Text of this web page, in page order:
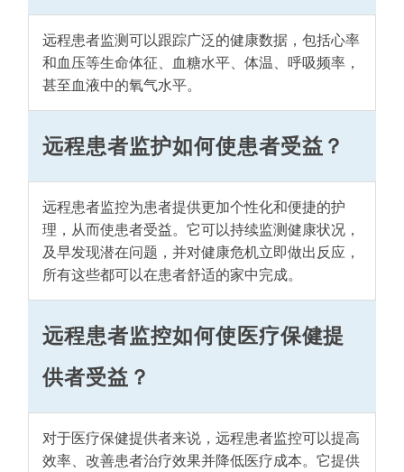
远程患者监测可以跟踪广泛的健康数据，包括心率
和血压等生命体征、血糖水平、体温、呼吸频率，
甚至血液中的氧气水平。
远程患者监护如何使患者受益？
远程患者监控为患者提供更加个性化和便捷的护
理，从而使患者受益。它可以持续监测健康状况，
及早发现潜在问题，并对健康危机立即做出反应，
所有这些都可以在患者舒适的家中完成。
远程患者监控如何使医疗保健提
供者受益？
对于医疗保健提供者来说，远程患者监控可以提高
效率、改善患者治疗效果并降低医疗成本。它提供